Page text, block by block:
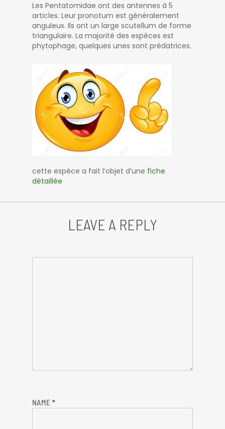
Les Pentatomidae ont des antennes à 5
articles. Leur pronotum est généralement
anguleux. Ils ont un large scutellum de forme
triangulaire. La majorité des espèces est
phytophage, quelques unes sont prédatrices.
cette espèce a fait l’objet d’une fiche
détaillée
LEAVE A REPLY
NAME *